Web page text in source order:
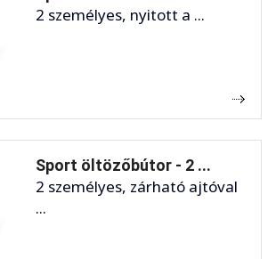
2 személyes, nyitott a ...
Sport öltözőbútor - 2 ...
2 személyes, zárható ajtóval
...